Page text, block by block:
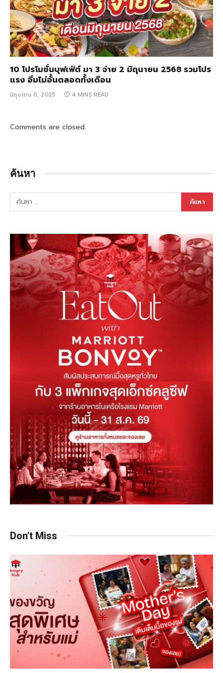
10 โปรโมชั่นบุฟเฟ่ต์ มา 3 จ่าย 2 มิถุนายน 2568 รวมโปร
แรง อิ่มไม่อั้นตลอดทั้งเดือน
มิถุนายน 6, 2025 4 MINS READ
Comments are closed.
ค้นหา
Don't Miss